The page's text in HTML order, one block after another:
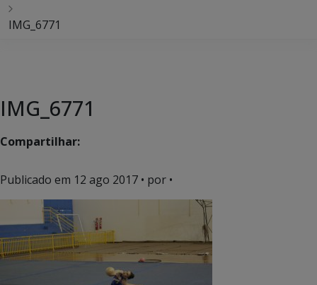
IMG_6771
IMG_6771
Compartilhar:
Publicado em 12 ago 2017 • por •